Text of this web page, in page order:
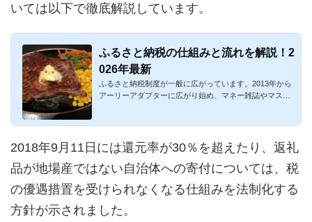
いては以下で徹底解説しています。
ふるさと納税の仕組みと流れを解説！2
026年最新
ふるさと納税制度が一般に広がっています。2013年から
アーリーアダプターに広がり始め、マネー雑誌やマスメ
2018年9月11日には還元率が30％を超えたり、返礼
品が地場産ではない自治体への寄付については、税
の優遇措置を受けられなくなる仕組みを法制化する
方針が示されました。